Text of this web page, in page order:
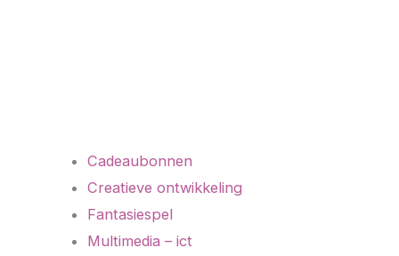
Cadeaubonnen
Creatieve ontwikkeling
Fantasiespel
Multimedia – ict